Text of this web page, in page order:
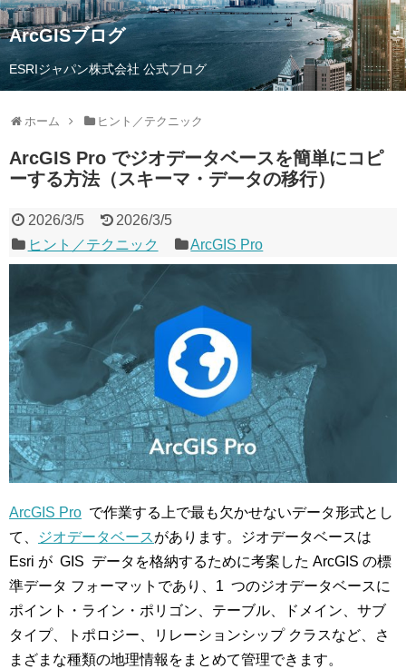
ArcGISブログ
ESRIジャパン株式会社 公式ブログ
ホーム ヒント／テクニック
ArcGIS Pro でジオデータベースを簡単にコピ
ーする方法（スキーマ・データの移行）
2026/3/5
2026/3/5
ヒント／テクニック
ArcGIS Pro
ArcGIS Pro で作業する上で最も欠かせないデータ形式とし
て、
ジオデータベースがあります。ジオデータベースは
Esri が GIS データを格納するために考案した ArcGIS の標
準データ フォーマットであり、1 つのジオデータベースに
ポイント・ライン・ポリゴン、テーブル、ドメイン、サブ
タイプ、トポロジー、リレーションシップ クラスなど、さ
まざまな種類の地理情報をまとめて管理できます。